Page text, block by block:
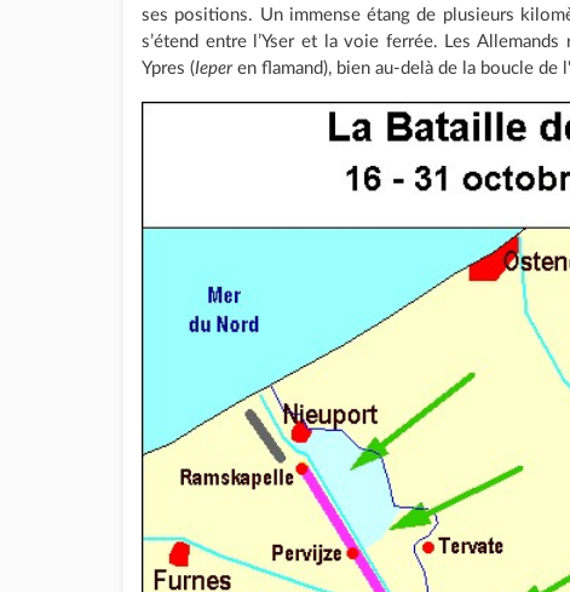
ses positions. Un immense étang de plusieurs
s’étend entre l’Yser et la voie ferrée. Les
Ypres (Ieperen flamand), bien au-delà de la boucle de